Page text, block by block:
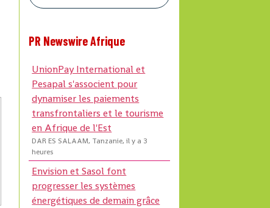
PR Newswire Afrique
UnionPay International et
Pesapal s'associent pour
dynamiser les paiements
transfrontaliers et le tourisme
en Afrique de l'Est
DAR ES SALAAM, Tanzanie, il y a 3
heures
Envision et Sasol font
progresser les systèmes
énergétiques de demain grâce